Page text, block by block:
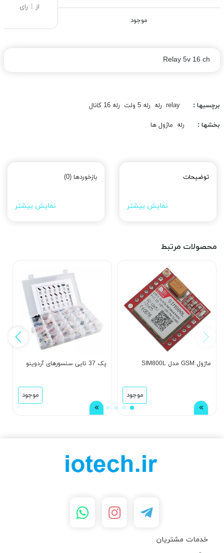
موجود
از 1 رای
Relay 5v 16 ch
برچسبها : relay رله رله 5 ولت رله 16 کانال
بخشها : رله ماژول ها
توضیحات
نمایش بیشتر
بازخوردها (0)
نمایش بیشتر
محصولات مرتبط
ماژول GSM مدل SIM800L
موجود
پک 37 تایی سنسورهای آردوینو
موجود
خدمات مشتریان